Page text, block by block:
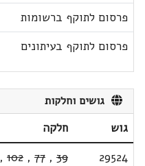
פרסום לתוקף ברשומות
פרסום לתוקף בעיתונים
גושים וחלקות
גוש
חלקה
29524
39
,
77
,
102
,